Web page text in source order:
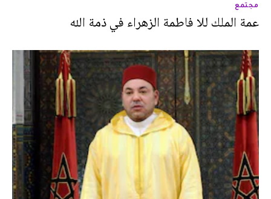
مجتمع
عمة الملك للا فاطمة الزهراء في ذمة الله